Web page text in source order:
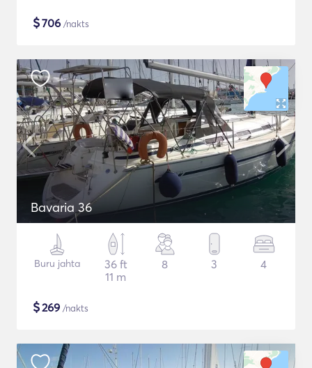
$706 /nakts
Bavaria 36
Buru jahta
36 ft
11 m
8 3 4
$269 /nakts